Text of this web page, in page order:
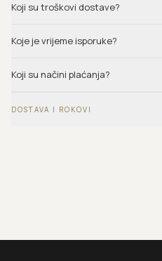
Koji su troškovi dostave?
Koje je vrijeme isporuke?
Koji su načini plaćanja?
DOSTAVA I ROKOVI